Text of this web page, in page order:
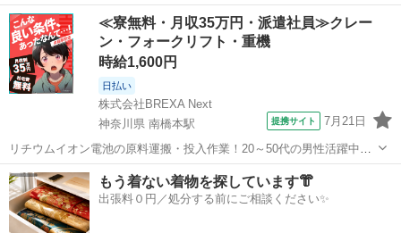
:1975年 PARTIII:1981年 監督:フランシスフォードコッポラ マーロンブ
ランド アルパチーノ ダイアンキートン ロバートデ...
埼玉 さいたま市 東大宮駅 DVD/ブルーレイ
ゴッドファーザー
≪寮無料・月収35万円・派遣社員≫クレー
ン・フォークリフト・重機
時給1,600円
日払い
株式会社BREXA Next
神奈川県 南橋本駅
提携サイト 7月21日
リチウムイオン電池の原料運搬・投入作業！20～50代の男性活躍中★
ワンルーム寮完備！赴任旅費会社負担！年間休日130日★フォークリフ
ト免許お持ちの方、活躍中！就業先食堂利用可★《神奈川県相模原
市》 人気の工場のお仕事 ◇電...
神奈川 相模原市 南橋本駅 その他
もう着ない着物を探しています👘
出張料０円／処分する前にご相談ください✨